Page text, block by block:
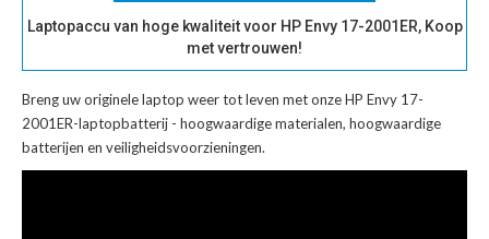
Laptopaccu van hoge kwaliteit voor HP Envy 17-2001ER, Koop
met vertrouwen!
Breng uw originele laptop weer tot leven met onzeHP Envy 17-
2001ER-laptopbatterij - hoogwaardige materialen, hoogwaardige
batterijen en veiligheidsvoorzieningen.